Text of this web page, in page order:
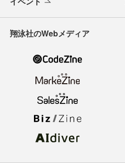
翔泳社のWebメディア